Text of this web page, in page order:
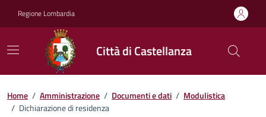
Regione Lombardia
Città di Castellanza
Dettagli del documento
Home / Amministrazione / Documenti e dati / Modulistica
/ Dichiarazione di residenza